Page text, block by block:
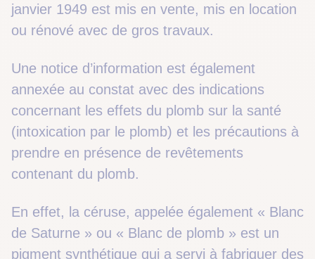
janvier 1949 est mis en vente, mis en location
ou rénové avec de gros travaux.
Une notice d’information est également
annexée au constat avec des indications
concernant les effets du plomb sur la santé
(intoxication par le plomb) et les précautions à
prendre en présence de revêtements
contenant du plomb.
En effet, la céruse, appelée également « Blanc
de Saturne » ou « Blanc de plomb » est un
pigment synthétique qui a servi à fabriquer des